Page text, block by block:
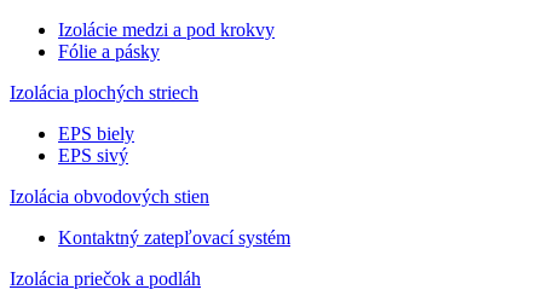
Izolácie medzi a pod krokvy
Fólie a pásky
Izolácia plochých striech
EPS biely
EPS sivý
Izolácia obvodových stien
Kontaktný zatepľovací systém
Izolácia priečok a podláh